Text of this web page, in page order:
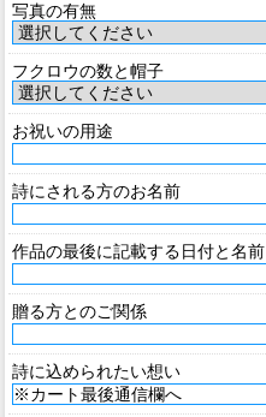
写真の有無
フクロウの数と帽子
お祝いの用途
詩にされる方のお名前
作品の最後に記載する日付と名前
贈る方とのご関係
詩に込められたい想い